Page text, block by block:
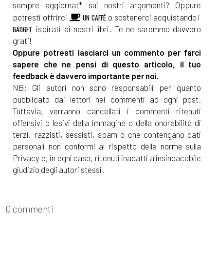
sempre aggiornat* sui nostri argomenti? Oppure
potresti offrirci
UN CAFFÈ o sostenerci acquistando i
GADGET ispirati ai nostri libri. Te ne saremmo davvero
grati!
Oppure potresti lasciarci un commento per farci
sapere che ne pensi di questo articolo, il tuo
feedback è davvero importante per noi.
NB: Gli autori non sono responsabili per quanto
pubblicato dai lettori nei commenti ad ogni post.
Tuttavia, verranno cancellati i commenti ritenuti
offensivi o lesivi della immagine o della onorabilità di
terzi, razzisti, sessisti, spam o che contengano dati
personali non conformi al rispetto delle norme sulla
Privacy e, in ogni caso, ritenuti inadatti a insindacabile
giudizio degli autori stessi.
0 commenti